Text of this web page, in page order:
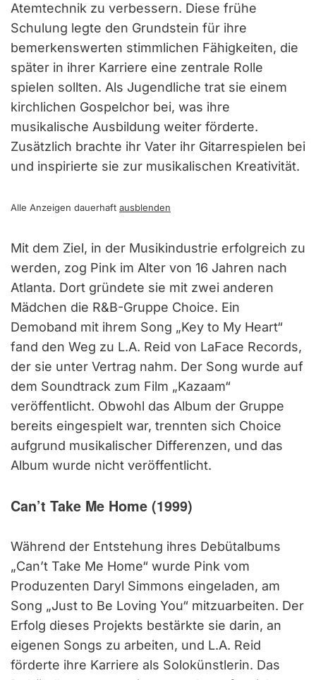
Atemtechnik zu verbessern. Diese frühe
Schulung legte den Grundstein für ihre
bemerkenswerten stimmlichen Fähigkeiten, die
später in ihrer Karriere eine zentrale Rolle
spielen sollten. Als Jugendliche trat sie einem
kirchlichen Gospelchor bei, was ihre
musikalische Ausbildung weiter förderte.
Zusätzlich brachte ihr Vater ihr Gitarrespielen bei
und inspirierte sie zur musikalischen Kreativität.
Alle Anzeigen dauerhaft ausblenden
Mit dem Ziel, in der Musikindustrie erfolgreich zu
werden, zog Pink im Alter von 16 Jahren nach
Atlanta. Dort gründete sie mit zwei anderen
Mädchen die R&B-Gruppe Choice. Ein
Demoband mit ihrem Song „Key to My Heart“
fand den Weg zu L.A. Reid von LaFace Records,
der sie unter Vertrag nahm. Der Song wurde auf
dem Soundtrack zum Film „Kazaam“
veröffentlicht. Obwohl das Album der Gruppe
bereits eingespielt war, trennten sich Choice
aufgrund musikalischer Differenzen, und das
Album wurde nicht veröffentlicht.
Can’t Take Me Home (1999)
Während der Entstehung ihres Debütalbums
„Can’t Take Me Home“ wurde Pink vom
Produzenten Daryl Simmons eingeladen, am
Song „Just to Be Loving You“ mitzuarbeiten. Der
Erfolg dieses Projekts bestärkte sie darin, an
eigenen Songs zu arbeiten, und L.A. Reid
förderte ihre Karriere als Solokünstlerin. Das